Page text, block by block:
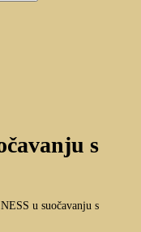
s
u suočavanju s